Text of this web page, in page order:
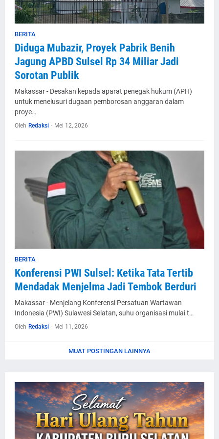
BERITA
Diduga Mubazir, Proyek Pabrik Benih
Jagung APBD Sulsel Rp 34 Miliar Jadi
Sorotan Publik
Makassar - Desakan kepada aparat penegak hukum (APH)
untuk menelusuri dugaan pemborosan anggaran dalam
proye…
Oleh Redaksi - Mei 12, 2026
BERITA
Konferensi PWI Sulsel: Ketika Tata Tertib
Mendadak Menjelma Jadi Tembok Berduri
Makassar - Menjelang Konferensi Persatuan Wartawan
Indonesia (PWI) Sulawesi Selatan, suhu organisasi mulai t…
Oleh Redaksi - Mei 11, 2026
MUAT POSTINGAN LAINNYA